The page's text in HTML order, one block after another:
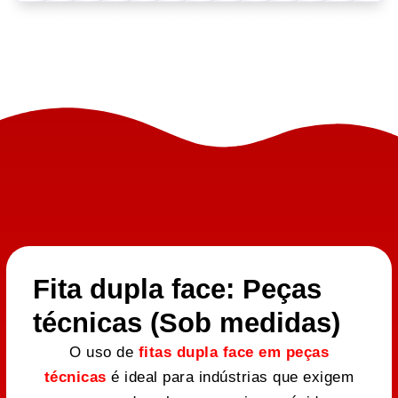
Fita dupla face: Peças
técnicas (Sob medidas)
O uso de fitas dupla face em peças
técnicas é ideal para indústrias que exigem